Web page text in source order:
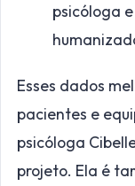
psicóloga
Esses dados
pacientes e
psicóloga
projeto. Ela é